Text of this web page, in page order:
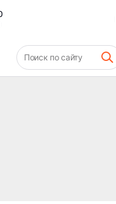
Поиск по сайту